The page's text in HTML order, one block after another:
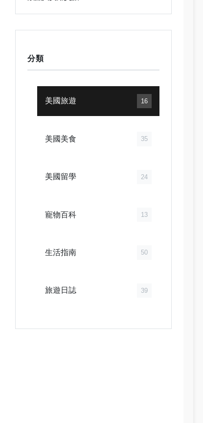
分類
美國旅遊 16
美國美食 35
美國留學 24
寵物百科 13
生活指南 50
旅遊日誌 39